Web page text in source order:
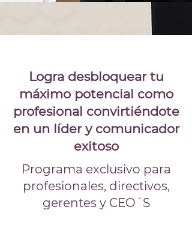
Logra desbloquear tu
máximo potencial como
profesional convirtiéndote
en un líder y comunicador
exitoso
Programa exclusivo para
profesionales, directivos,
gerentes y CEO´S